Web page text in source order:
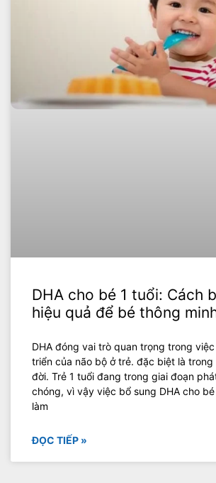
DHA cho bé 1 tuổi: Cách
hiệu quả để bé thông
DHA đóng vai trò quan trọng trong
triển của não bộ ở trẻ. đặc biệt là trong
đời. Trẻ 1 tuổi đang trong giai đoạn
chóng, vì vậy việc bổ sung DHA cho
làm
ĐỌC TIẾP »